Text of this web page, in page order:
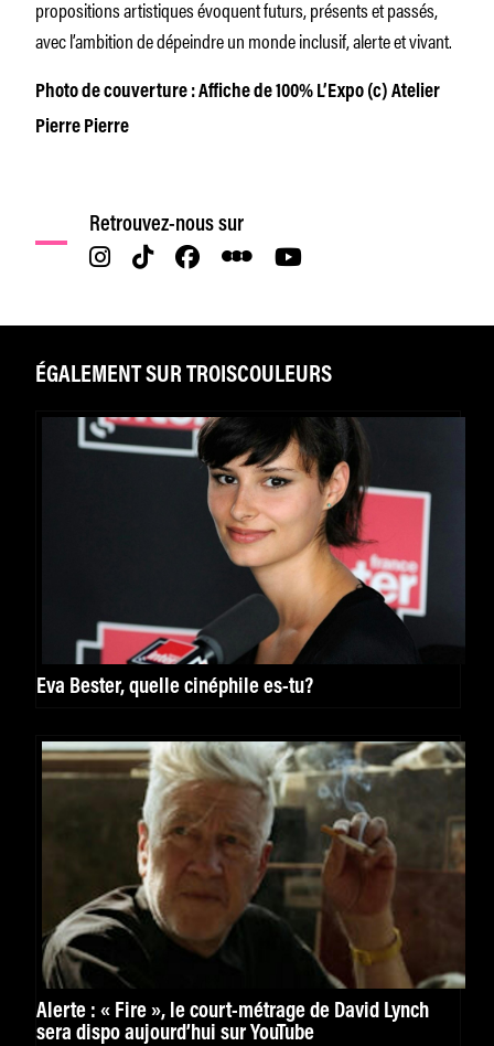
propositions artistiques évoquent futurs, présents et passés,
avec l’ambition de dépeindre un monde inclusif, alerte et vivant.
Photo de couverture : Affiche de 100% L’Expo (c) Atelier
Pierre Pierre
Retrouvez-nous sur
ÉGALEMENT SUR TROISCOULEURS
Eva Bester, quelle cinéphile es-tu?
Alerte : « Fire », le court-métrage de David Lynch
sera dispo aujourd’hui sur YouTube